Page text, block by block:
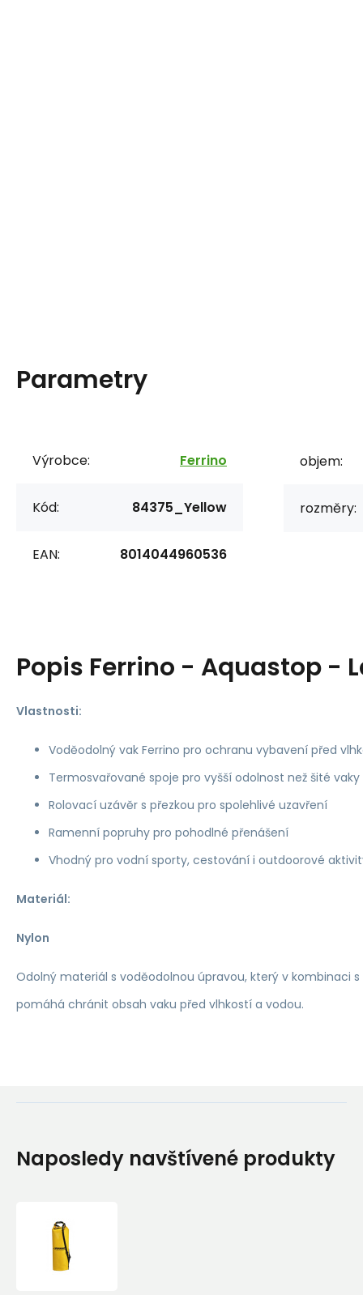
Parametry
Výrobce: Ferrino
Kód: 84375_Yellow
EAN: 8014044960536
objem:
rozměry:
Popis Ferrino - Aquastop -
Vlastnosti:
Voděodolný vak Ferrino pro ochranu vybavení před
Termosvařované spoje pro vyšší odolnost než šité vaky
Rolovací uzávěr s přezkou pro spolehlivé uzavření
Ramenní popruhy pro pohodlné přenášení
Vhodný pro vodní sporty, cestování i outdoorové
Materiál:
Nylon
Odolný materiál s voděodolnou úpravou, který v kombinaci
pomáhá chránit obsah vaku před vlhkostí a vodou.
Naposledy navštívené produkty